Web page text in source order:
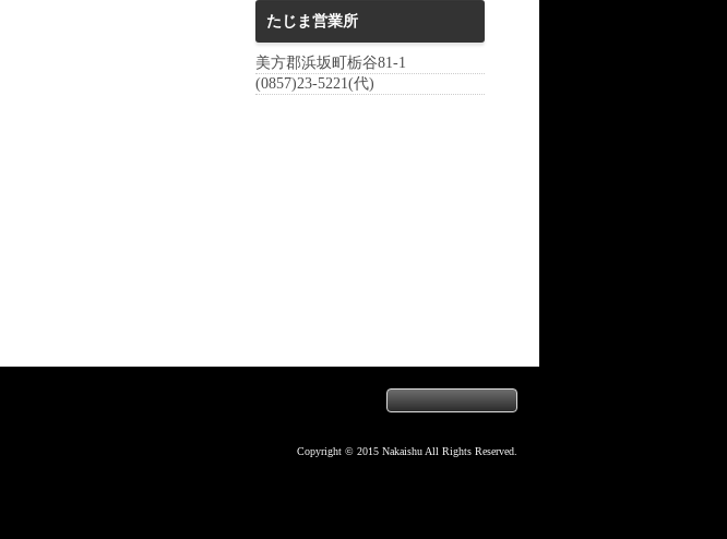
たじま営業所
美方郡浜坂町栃谷81-1
(0857)23-5221(代)
Copyright © 2015 Nakaishu All Rights Reserved.